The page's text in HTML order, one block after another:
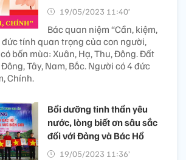
19/05/2023 11:40’
Bác quan niệm “Cần, kiệm,
đức tính quan trọng của con người,
bốn mùa: Xuân, Hạ, Thu, Đông. Đất
Tây, Nam, Bắc. Người có 4 đức
Chính.
Bồi dưỡng tinh thần yêu
nước, lòng biết ơn sâu sắc
đối với Đảng và Bác Hồ
19/05/2023 11:36’